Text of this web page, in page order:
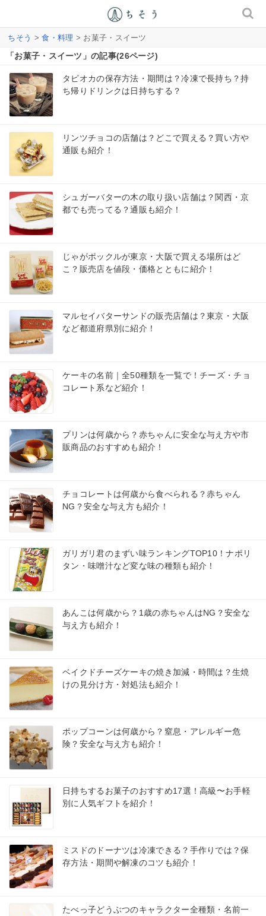
ちそう >食・料理 > お菓子・スイーツ
「お菓子・スイーツ」の記事(26ページ)
タピオカの保存方法・期間は？冷凍で長持ち？持
ち帰りドリンクは日持ちする？
リンツチョコの店舗は？どこで買える？買い方や
通販も紹介！
シュガーバターの木の取り扱い店舗は？関西・京
都でも売ってる？通販も紹介！
じゃがポックルが東京・大阪で買える場所はど
こ？販売店を値段・価格とともに紹介！
マルセイバターサンドの販売店舗は？東京・大阪
など都道府県別に紹介！
ケーキの名前｜全50種類を一覧で！チーズ・チョ
コレート系など紹介！
プリンは何歳から？赤ちゃんに安全な与え方や市
販商品のおすすめも紹介！
チョコレートは何歳から食べられる？赤ちゃん
NG？安全な与え方も紹介！
ガリガリ君のまずい味ランキングTOP10！ナポリ
タン・味噌汁など変な味の種類も紹介！
あんこは何歳から？1歳の赤ちゃんはNG？安全な
与え方も紹介！
ベイクドチーズケーキの焼き加減・時間は？生焼
けの見分け方・対処法も紹介！
ポップコーンは何歳から？窒息・アレルギー危
険？安全な与え方も紹介！
日持ちするお菓子のおすすめ17選！高級〜お手軽
別に人気ギフトを紹介！
ミスドのドーナツは冷凍できる？手作りでは？保
存方法・期間や解凍のコツも紹介！
たべっ子どうぶつのキャラクター全種類・名前一